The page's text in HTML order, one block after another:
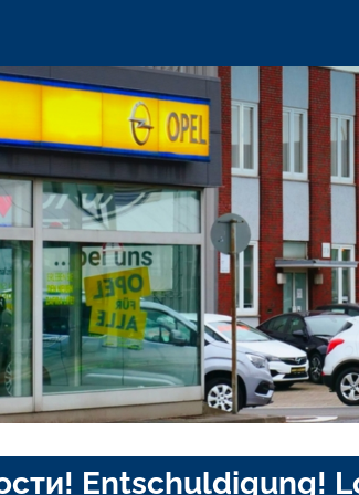
Entschuldigung!